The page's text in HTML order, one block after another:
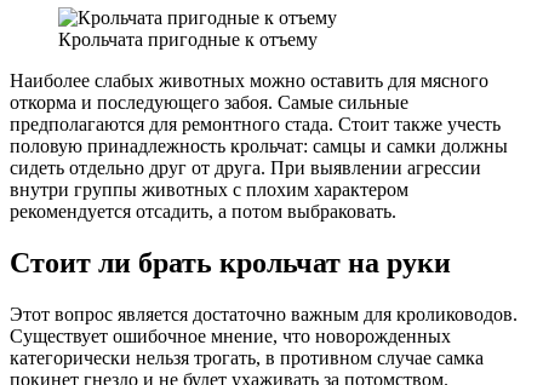
Крольчата пригодные к отъему
Наиболее слабых животных можно оставить для мясного
откорма и последующего забоя. Самые сильные
предполагаются для ремонтного стада. Стоит также учесть
половую принадлежность крольчат: самцы и самки должны
сидеть отдельно друг от друга. При выявлении агрессии
внутри группы животных с плохим характером
рекомендуется отсадить, а потом выбраковать.
Стоит ли брать крольчат на руки
Этот вопрос является достаточно важным для кролиководов.
Существует ошибочное мнение, что новорожденных
категорически нельзя трогать, в противном случае самка
покинет гнездо и не будет ухаживать за потомством.